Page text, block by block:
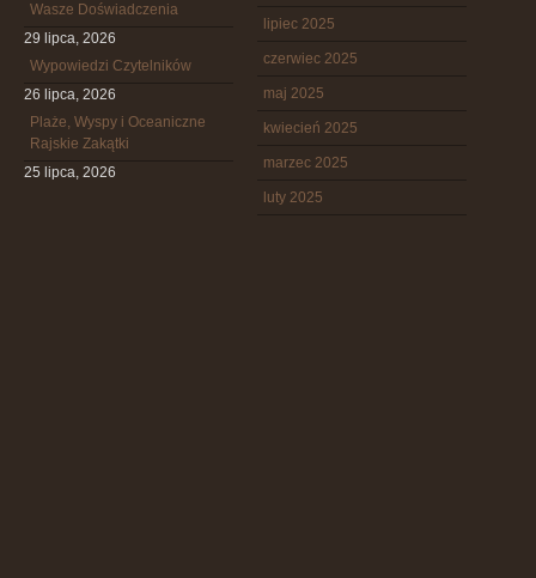
Wasze Doświadczenia
29 lipca, 2026
Wypowiedzi Czytelników
26 lipca, 2026
Plaże, Wyspy i Oceaniczne
Rajskie Zakątki
25 lipca, 2026
lipiec 2025
czerwiec 2025
maj 2025
kwiecień 2025
marzec 2025
luty 2025